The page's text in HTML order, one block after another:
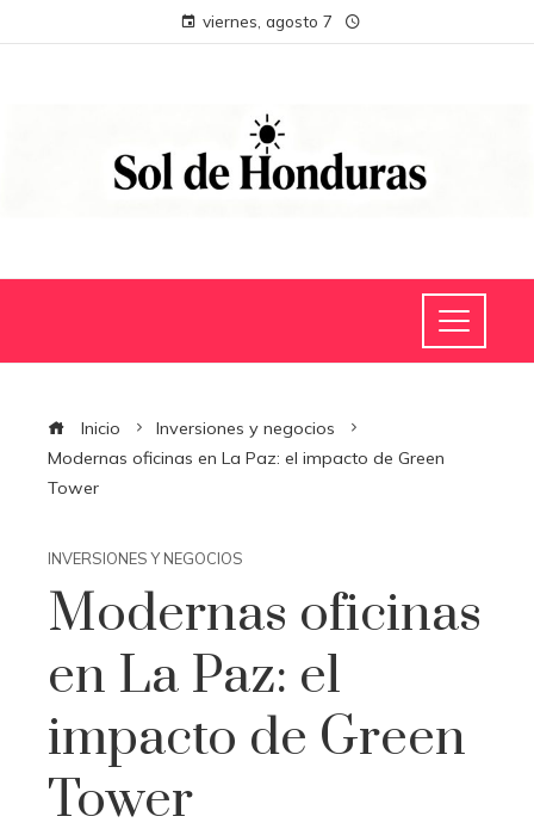
viernes, agosto 7
Inicio
Inversiones y negocios
Modernas oficinas en La Paz: el impacto de Green
Tower
INVERSIONES Y NEGOCIOS
Modernas oficinas
en La Paz: el
impacto de Green
Tower